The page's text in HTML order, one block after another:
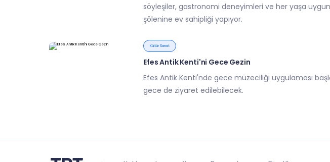
söyleşiler, gastronomi deneyimleri ve her yaşa
şölenine ev sahipliği yapıyor.
Kültür Sanat
Efes Antik Kenti'ni Gece Gezin
Efes Antik Kenti'nde gece müzeciliği uygulaması
gece de ziyaret edilebilecek.